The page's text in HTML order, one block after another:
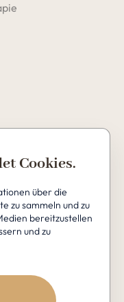
Cookies.
über die
zu sammeln und zu
bereitzustellen
und zu